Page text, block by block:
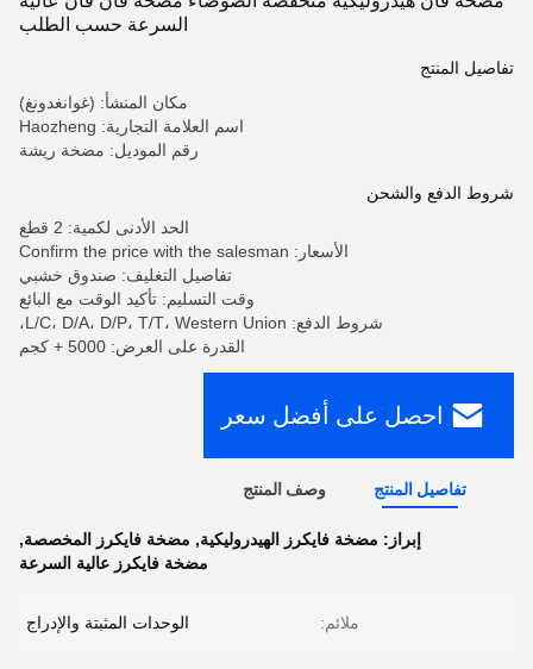
السرعة حسب الطلب
تفاصيل المنتج
مكان المنشأ: (غوانغدونغ)
اسم العلامة التجارية: Haozheng
رقم الموديل: مضخة ريشة
شروط الدفع والشحن
الحد الأدنى لكمية: 2 قطع
الأسعار: Confirm the price with the salesman
تفاصيل التغليف: صندوق خشبي
وقت التسليم: تأكيد الوقت مع البائع
شروط الدفع: L/C، D/A، D/P، T/T، Western Union،
القدرة على العرض: 5000 + كجم
احصل على أفضل سعر
تفاصيل المنتج وصف المنتج
إبراز: مضخة فايكرز الهيدروليكية, مضخة فايكرز المخصصة,
مضخة فايكرز عالية السرعة
ملائم: الوحدات المثبتة والإدراج